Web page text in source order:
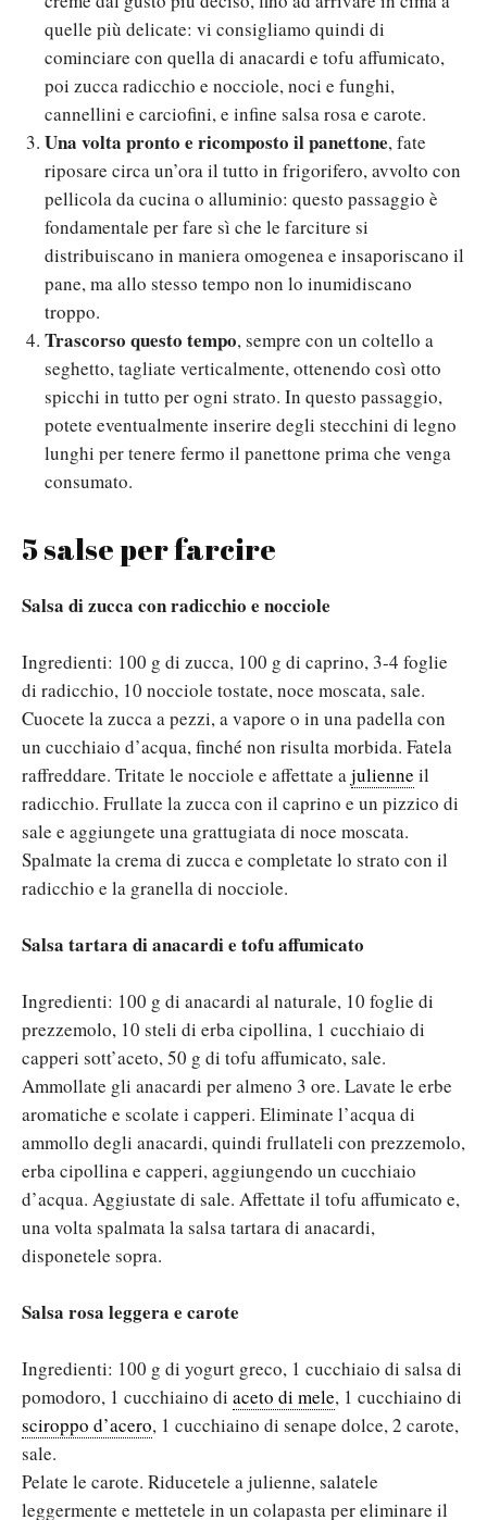
quelle più delicate: vi consigliamo quindi di
cominciare con quella di anacardi e tofu affumicato,
poi zucca radicchio e nocciole, noci e funghi,
cannellini e carciofini, e infine salsa rosa e carote.
Una volta pronto e ricomposto il panettone, fate
riposare circa un’ora il tutto in frigorifero, avvolto con
pellicola da cucina o alluminio: questo passaggio è
fondamentale per fare sì che le farciture si
distribuiscano in maniera omogenea e insaporiscano il
pane, ma allo stesso tempo non lo inumidiscano
troppo.
Trascorso questo tempo, sempre con un coltello a
seghetto, tagliate verticalmente, ottenendo così otto
spicchi in tutto per ogni strato. In questo passaggio,
potete eventualmente inserire degli stecchini di legno
lunghi per tenere fermo il panettone prima che venga
consumato.
5 salse per farcire
Salsa di zucca con radicchio e nocciole
Ingredienti: 100 g di zucca, 100 g di caprino, 3-4 foglie
di radicchio, 10 nocciole tostate, noce moscata, sale.
Cuocete la zucca a pezzi, a vapore o in una padella con
un cucchiaio d’acqua, finché non risulta morbida. Fatela
raffreddare. Tritate le nocciole e affettate ajulienne il
radicchio. Frullate la zucca con il caprino e un pizzico di
sale e aggiungete una grattugiata di noce moscata.
Spalmate la crema di zucca e completate lo strato con il
radicchio e la granella di nocciole.
Salsa tartara di anacardi e tofu affumicato
Ingredienti: 100 g di anacardi al naturale, 10 foglie di
prezzemolo, 10 steli di erba cipollina, 1 cucchiaio di
capperi sott’aceto, 50 g di tofu affumicato, sale.
Ammollate gli anacardi per almeno 3 ore. Lavate le erbe
aromatiche e scolate i capperi. Eliminate l’acqua di
ammollo degli anacardi, quindi frullateli con prezzemolo,
erba cipollina e capperi, aggiungendo un cucchiaio
d’acqua. Aggiustate di sale. Affettate il tofu affumicato e,
una volta spalmata la salsa tartara di anacardi,
disponetele sopra.
Salsa rosa leggera e carote
Ingredienti: 100 g di yogurt greco, 1 cucchiaio di salsa di
pomodoro, 1 cucchiaino di aceto di mele, 1 cucchiaino di
sciroppo d’acero, 1 cucchiaino di senape dolce, 2 carote,
sale.
Pelate le carote. Riducetele a julienne, salatele
leggermente e mettetele in un colapasta per eliminare il